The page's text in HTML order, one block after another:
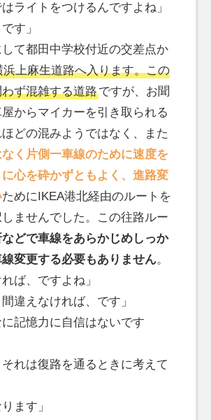
はライトをつけるんですよね」
す」
て都田中学校付近の交差点か
浜上麻生道路へ入ります。この
ず混雑する道路ですが、お聞
からマイカーを引き取られる
どの混みようではなく、また
く片側一車線のために速度を
心を砕かずともよく、進路変
ためにIKEA港北経由のルートを
ませんでした。この往路ルー
どで車線をあらかじめしっか
変更する必要もありません。
ば、ですよね」
間違えなければ、です」
に記憶力に自信はないです
それは復路を通るときに考えて
ます」